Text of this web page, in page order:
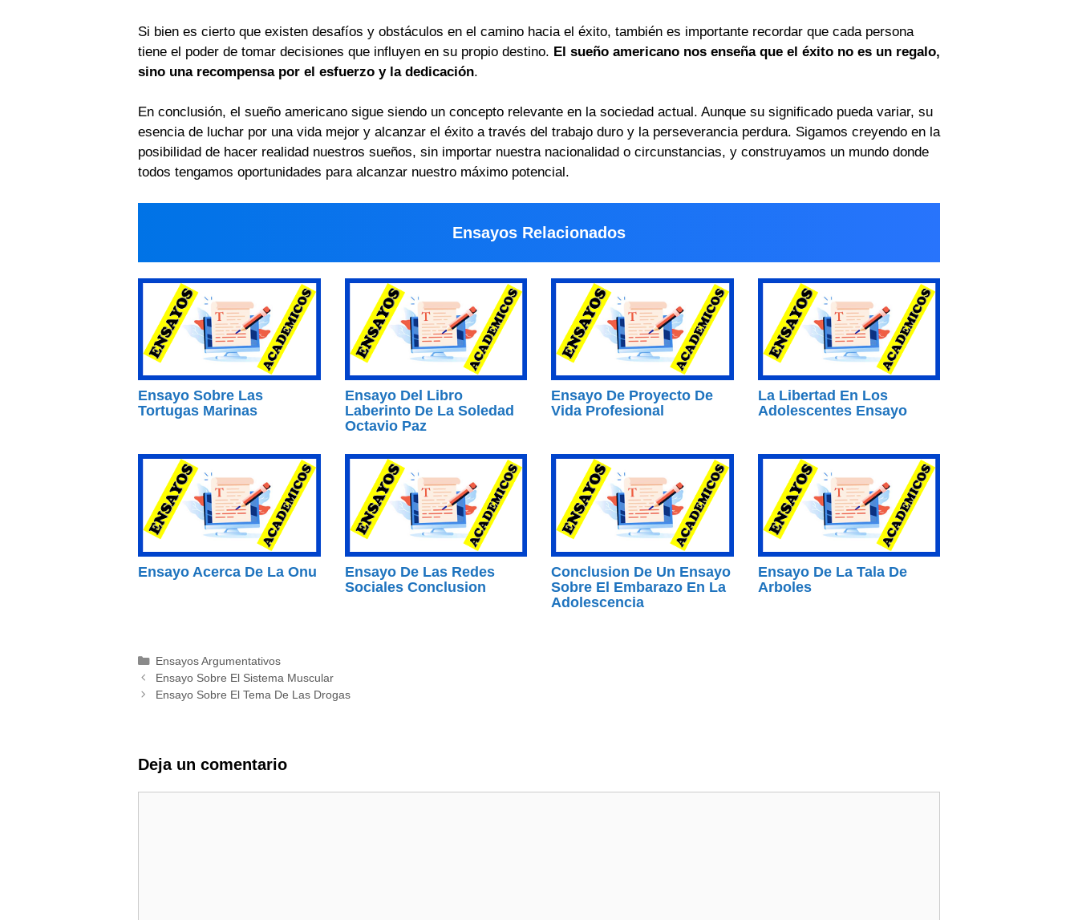
Si bien es cierto que existen desafíos y obstáculos en el camino hacia el éxito, también es importante recordar que cada persona
tiene el poder de tomar decisiones que influyen en su propio destino. El sueño americano nos enseña que el éxito no es un regalo,
sino una recompensa por el esfuerzo y la dedicación.
En conclusión, el sueño americano sigue siendo un concepto relevante en la sociedad actual. Aunque su significado pueda variar, su
esencia de luchar por una vida mejor y alcanzar el éxito a través del trabajo duro y la perseverancia perdura. Sigamos creyendo en la
posibilidad de hacer realidad nuestros sueños, sin importar nuestra nacionalidad o circunstancias, y construyamos un mundo donde
todos tengamos oportunidades para alcanzar nuestro máximo potencial.
Ensayos Relacionados
Ensayo Sobre Las
Tortugas Marinas
Ensayo Del Libro
Laberinto De La Soledad
Octavio Paz
Ensayo De Proyecto De
Vida Profesional
La Libertad En Los
Adolescentes Ensayo
Ensayo Acerca De La Onu
Ensayo De Las Redes
Sociales Conclusion
Conclusion De Un Ensayo
Sobre El Embarazo En La
Adolescencia
Ensayo De La Tala De
Arboles
Categorías
Ensayos Argumentativos
Ensayo Sobre El Sistema Muscular
Ensayo Sobre El Tema De Las Drogas
Deja un comentario